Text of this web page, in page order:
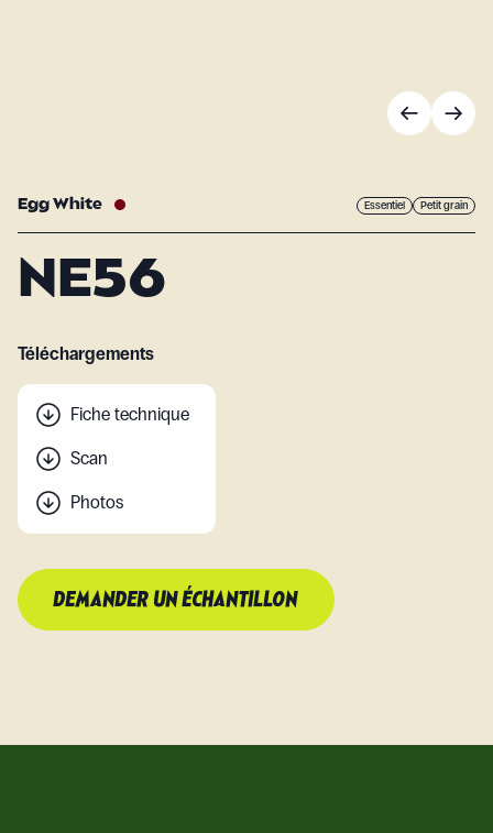
Egg White Essentiel Petit grain
NE56
Téléchargements
Fiche technique
Scan
Photos
DEMANDER UN ÉCHANTILLON